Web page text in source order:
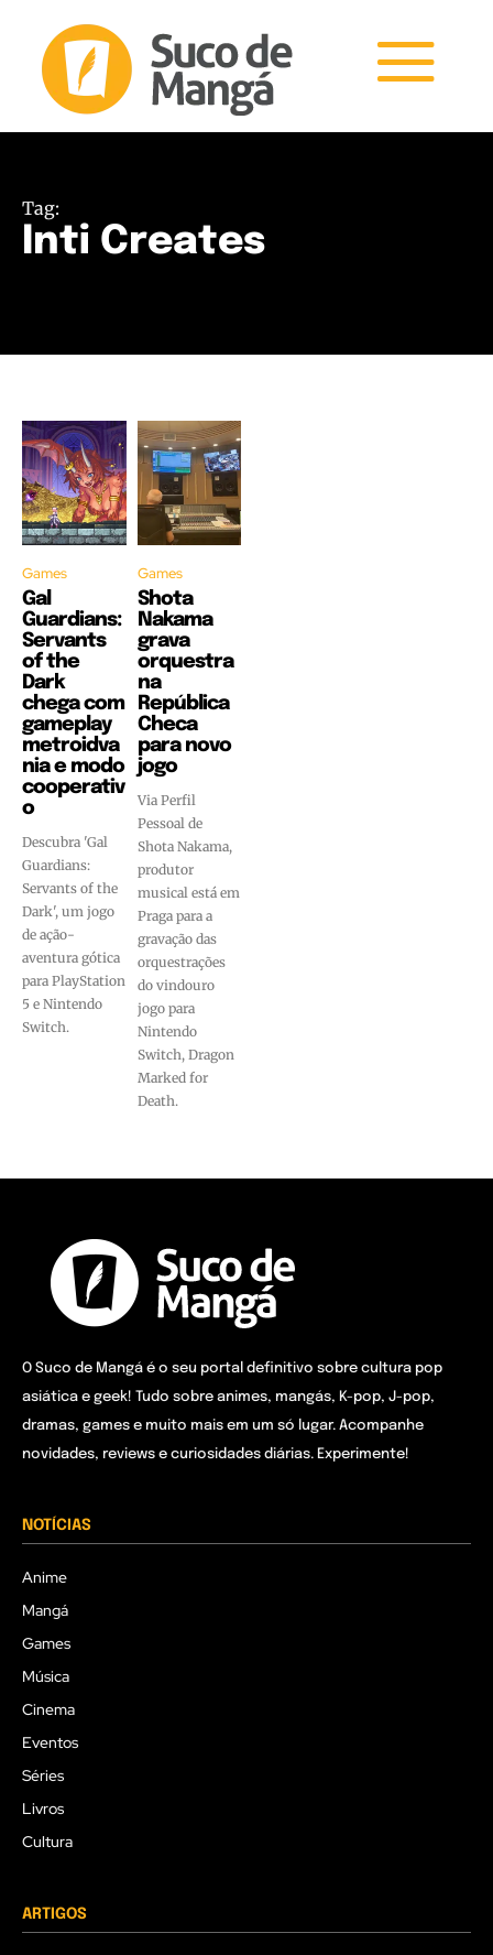
Tag:
Inti Creates
Games
Gal
Guardians:
Servants
of the
Dark
chega com
gameplay
metroidva
nia e modo
cooperativ
o
Descubra 'Gal
Guardians:
Servants of the
Dark', um jogo
de ação-
aventura gótica
para PlayStation
5 e Nintendo
Switch.
Games
Shota
Nakama
grava
orquestra
na
República
Checa
para novo
jogo
Via Perfil
Pessoal de
Shota Nakama,
produtor
musical está em
Praga para a
gravação das
orquestrações
do vindouro
jogo para
Nintendo
Switch, Dragon
Marked for
Death.
O Suco de Mangá é o seu portal definitivo sobre cultura pop
asiática e geek! Tudo sobre animes, mangás, K-pop, J-pop,
dramas, games e muito mais em um só lugar. Acompanhe
novidades, reviews e curiosidades diárias. Experimente!
NOTÍCIAS
Anime
Mangá
Games
Música
Cinema
Eventos
Séries
Livros
Cultura
ARTIGOS